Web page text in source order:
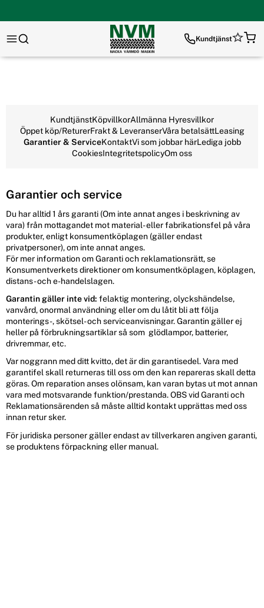
Kundtjänst
KundtjänstKöpvillkorAllmänna Hyresvillkor
Öppet köp/ReturerFrakt & LeveranserVåra betalsättLeasing
Garantier & ServiceKontaktVi som jobbar härLediga jobb
CookiesIntegritetspolicyOm oss
Garantier och service
Du har alltid 1 års garanti (Om inte annat anges i beskrivning av
vara) från mottagandet mot material- eller fabrikationsfel på våra
produkter, enligt konsumentköplagen (gäller endast
privatpersoner), om inte annat anges.
För mer information om Garanti och reklamationsrätt, se
Konsumentverkets direktioner om konsumentköplagen, köplagen,
distans- och e-handelslagen.
Garantin gäller inte vid: felaktig montering, olyckshändelse,
vanvård, onormal användning eller om du låtit bli att följa
monterings-, skötsel- och serviceanvisningar. Garantin gäller ej
heller på förbrukningsartiklar så som glödlampor, batterier,
drivremmar, etc.
Var noggrann med ditt kvitto, det är din garantisedel. Vara med
garantifel skall returneras till oss om den kan repareras skall detta
göras. Om reparation anses olönsam, kan varan bytas ut mot annan
vara med motsvarande funktion/prestanda. OBS vid Garanti och
Reklamationsärenden så måste alltid kontakt upprättas med oss
innan retur sker.
För juridiska personer gäller endast av tillverkaren angiven garanti,
se produktens förpackning eller manual.